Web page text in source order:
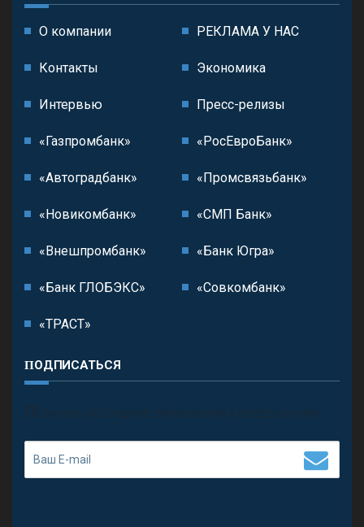
О компании РЕКЛАМА У НАС
Контакты Экономика
Интервью Пресс-релизы
«Газпромбанк» «РосЕвроБанк»
«Автоградбанк» «Промсвязьбанк»
«Новикомбанк» «СМП Банк»
«Внешпромбанк» «Банк Югра»
«Банк ГЛОБЭКС» «Совкомбанк»
«ТРАСТ»
ПОДПИСАТЬСЯ
П олучить последние обновления и предложения.